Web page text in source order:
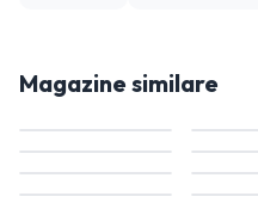
Magazine similare